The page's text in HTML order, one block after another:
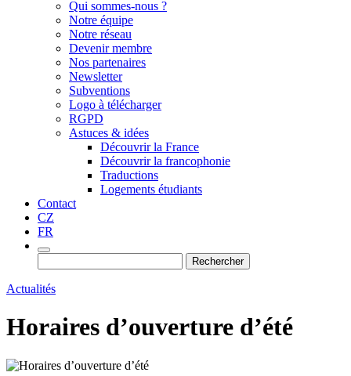
Qui sommes-nous ?
Notre équipe
Notre réseau
Devenir membre
Nos partenaires
Newsletter
Subventions
Logo à télécharger
RGPD
Astuces & idées
Découvrir la France
Découvrir la francophonie
Traductions
Logements étudiants
Contact
CZ
FR
Actualités
Horaires d’ouverture d’été